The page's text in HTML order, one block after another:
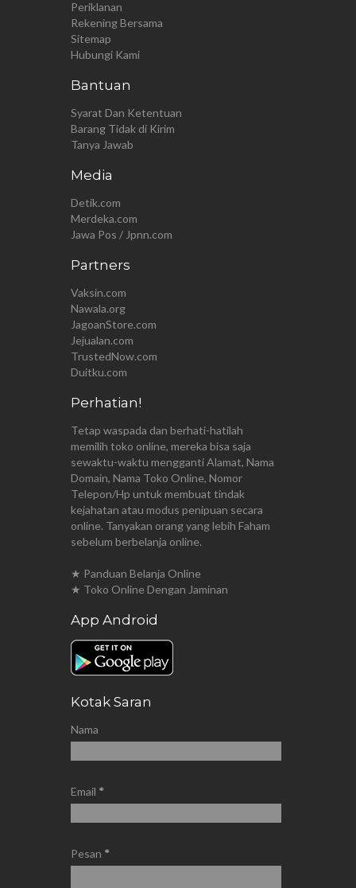
Periklanan
Rekening Bersama
Sitemap
Hubungi Kami
Bantuan
Syarat Dan Ketentuan
Barang Tidak di Kirim
Tanya Jawab
Media
Detik.com
Merdeka.com
Jawa Pos / Jpnn.com
Partners
Vaksin.com
Nawala.org
JagoanStore.com
Jejualan.com
TrustedNow.com
Duitku.com
Perhatian!
Tetap waspada dan berhati-hatilah
memilih toko online, mereka bisa saja
sewaktu-waktu mengganti Alamat, Nama
Domain, Nama Toko Online, Nomor
Telepon/Hp untuk membuat tindak
kejahatan atau modus penipuan secara
online. Tanyakan orang yang lebih Faham
sebelum berbelanja online.
★ Panduan Belanja Online
★ Toko Online Dengan Jaminan
App Android
Kotak Saran
Nama
Email *
Pesan *